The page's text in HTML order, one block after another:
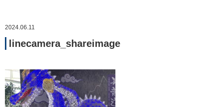
2024.06.11
linecamera_shareimage